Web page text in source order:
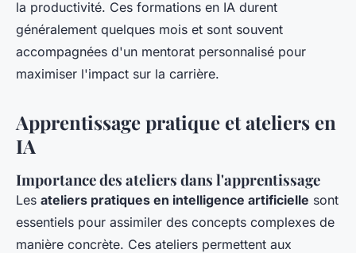
la productivité. Ces formations en IA durent
généralement quelques mois et sont souvent
accompagnées d'un mentorat personnalisé pour
maximiser l'impact sur la carrière.
Apprentissage pratique et ateliers en
IA
Importance des ateliers dans l'apprentissage
Les ateliers pratiques en intelligence artificielle sont
essentiels pour assimiler des concepts complexes de
manière concrète. Ces ateliers permettent aux